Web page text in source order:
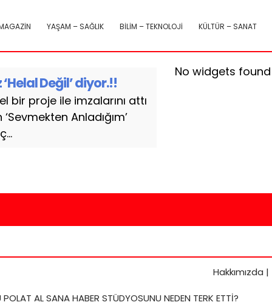
YAŞAM – SAĞLIK BİLİM – TEKNOLOJİ KÜLTÜR – SANAT
Değil’ diyor.!!
bir proje ile imzalarını attı
Anladığım’
No widgets found
Hakkımızda |
POLAT AL SANA HABER STÜDYOSUNU NEDEN TERK ETTİ?